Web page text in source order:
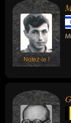
Notez-le !